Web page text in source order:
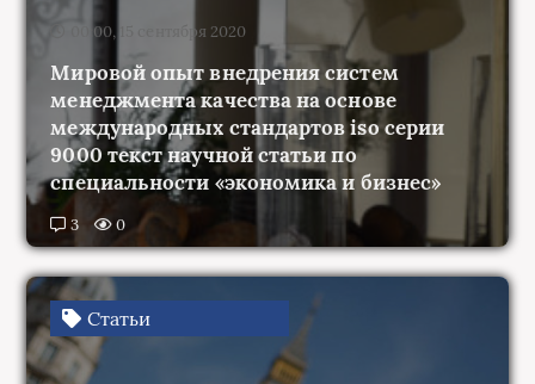
00:00, 15 сентября 2020
Мировой опыт внедрения систем
менеджмента качества на основе
международных стандартов iso серии
9000 текст научной статьи по
специальности «экономика и бизнес»
3 0
Статьи